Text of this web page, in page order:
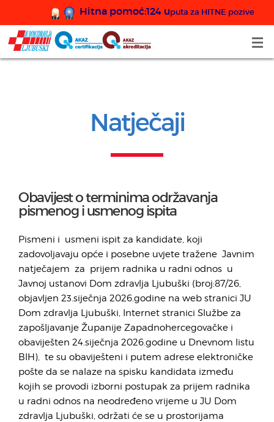
Hitna pomoć:124 uputa za HITNE pozive
Natječaji
Obavijest o terminima održavanja
pismenog i usmenog ispita
Pismeni i usmeni ispit za kandidate, koji
zadovoljavaju opće i posebne uvjete tražene Javnim
natječajem za prijem radnika u radni odnos u
Javnoj ustanovi Dom zdravlja Ljubuški (broj:87/26,
objavljen 23.siječnja 2026.godine na web stranici JU
Dom zdravlja Ljubuški, Internet stranici Službe za
zapošljavanje Županije Zapadnohercegovačke i
obaviješten 24.siječnja 2026.godine u Dnevnom listu
BIH), te su obaviješteni i putem adrese elektroničke
pošte da se nalaze na spisku kandidata između
kojih se provodi izborni postupak za prijem radnika
u radni odnos na neodređeno vrijeme u JU Dom
zdravlja Ljubuški, održati će se u prostorijama